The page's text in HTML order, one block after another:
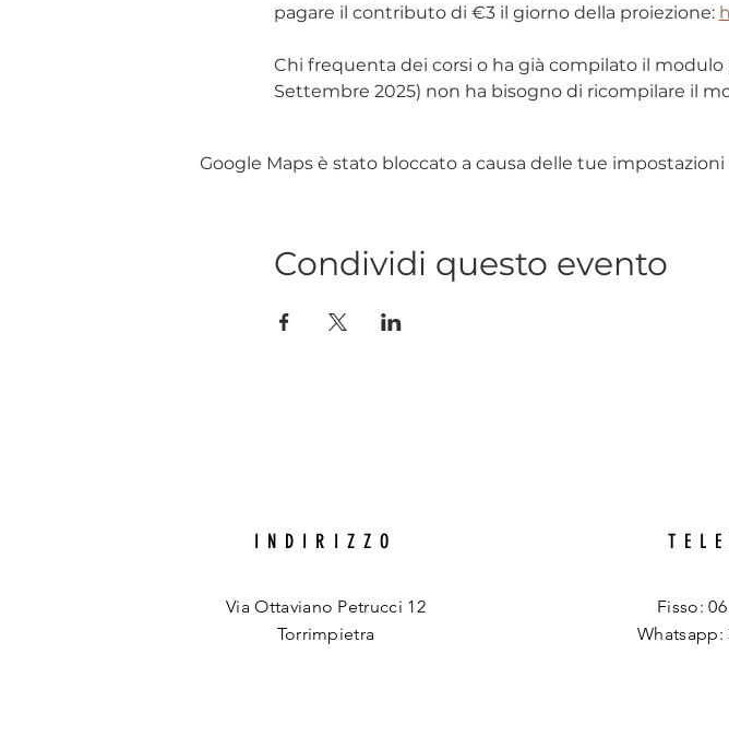
pagare il contributo di €3 il giorno della proiezione:
Chi frequenta dei corsi o ha già compilato il
Settembre 2025) non ha bisogno di ricompilare il
Google Maps è stato bloccato a causa delle tue
Condividi questo evento
INDIRIZZO
Via Ottaviano Petrucci 12
Torrimpietra
Fisso:
Whatsapp: